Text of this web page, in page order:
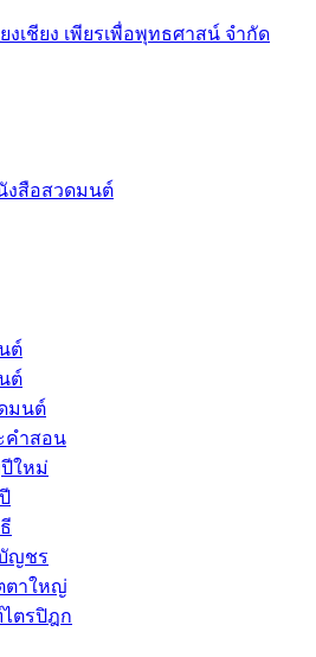
เชียง เพียรเพื่อพุทธศาสน์ จำกัด
ต์
ต์
มนต์
คำสอน
ใหม่
ญชร
ตาใหญ่
ตรปิฎก